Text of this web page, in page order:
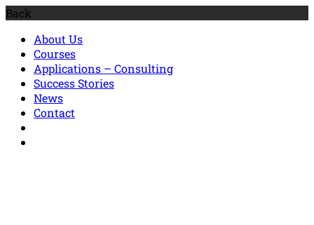
Back
About Us
Courses
Applications – Consulting
Success Stories
News
Contact